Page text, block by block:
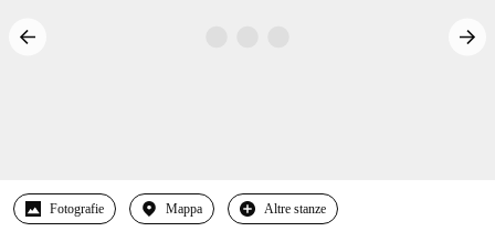
Fotografie Mappa Altre stanze